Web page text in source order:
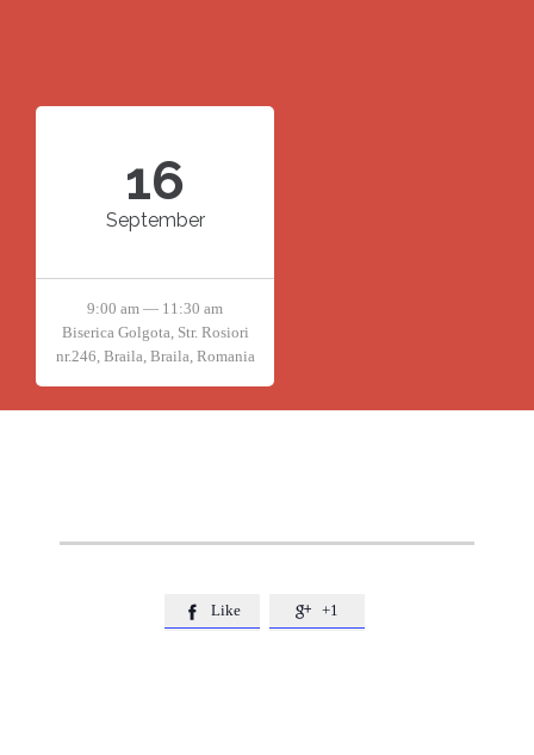
16
September
9:00 am — 11:30 am
Biserica Golgota, Str. Rosiori
nr.246, Braila, Braila, Romania
 Like  +1